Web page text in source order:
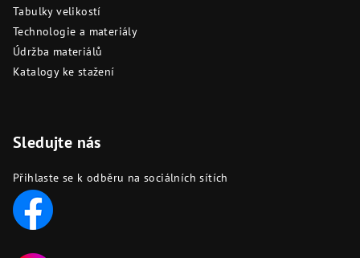
Tabulky velikostí
Technologie a materiály
Údržba materiálů
Katalogy ke stažení
Sledujte nás
Přihlaste se k odběru na sociálních sítích